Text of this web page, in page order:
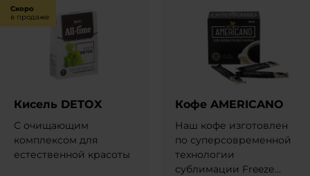
Скоро
в продаже
Кисель DETOX
С очищающим
комплексом для
естественной красоты
Кофе AMERICANO
Наш кофе изготовлен
по суперсовременной
технологии
сублимации Freezе